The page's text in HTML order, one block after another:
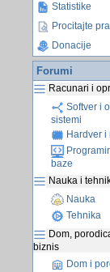
Statistike
Procitajte
Donacije
Forumi
Racunari i
Softver i
sistemi
Hardver i
baze
Nauka i
Nauka
Tehnika
Dom,
biznis
Dom i